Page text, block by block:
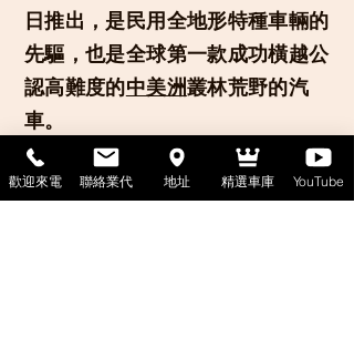
日推出，是民用全地形特種車輛的
先驅，也是全球第一款成功橫越公
認高難度的中美洲叢林荒野的汽
車。
「Land Rover」最初是 路華
汽車
公司在1948年為一款單一車型的
歡迎來電 聯絡業代 地址 精選車庫 YouTube